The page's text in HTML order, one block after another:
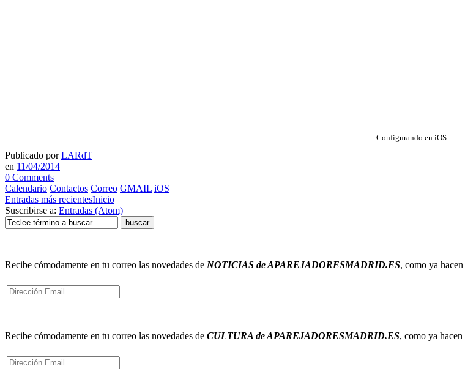
Configurando en iOS
Publicado porLARdT
en 11/04/2014
0 Comments
Calendario Contactos Correo GMAIL iOS
Entradas más recientesInicio
Suscribirse a: Entradas (Atom)
Recibe cómodamente en tu correo las novedades de NOTICIAS de APAREJADORESMADRID.ES, como ya hacen
Recibe cómodamente en tu correo las novedades de CULTURA de APAREJADORESMADRID.ES, como ya hacen